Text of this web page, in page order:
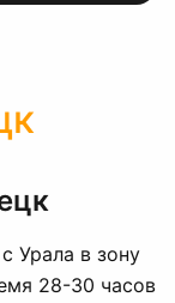
Урала в зону
28-30 часов